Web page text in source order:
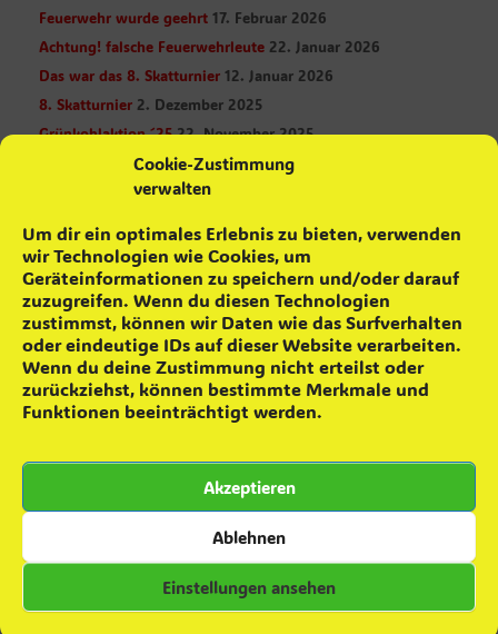
Cookie-Zustimmung
verwalten
Um dir ein optimales Erlebnis zu bieten, verwenden
wir Technologien wie Cookies, um
Geräteinformationen zu speichern und/oder darauf
zuzugreifen. Wenn du diesen Technologien
zustimmst, können wir Daten wie das Surfverhalten
oder eindeutige IDs auf dieser Website verarbeiten.
Wenn du deine Zustimmung nicht erteilst oder
zurückziehst, können bestimmte Merkmale und
Funktionen beeinträchtigt werden.
Akzeptieren
Ablehnen
Einstellungen ansehen
Feuerwehr wurde geehrt 17. Februar 2026
Achtung! falsche Feuerwehrleute 22. Januar 2026
Das war das 8. Skatturnier 12. Januar 2026
8. Skatturnier 2. Dezember 2025
Grünkohlaktion ´25 22. November 2025
Teamevent – Minigolfen 16. Oktober 2025
Zuwachs für die Einsatzabteilung
Kommentare zu Beiträgen
DanielzuGrünkohlverkauf 2023
DanielzuAbschied
Christian AlbrechtzuAbschied
Melanie Ferl zuAbschied
© Copyright 2024 – Feuerwehr Glindenberg.
Datenschutzerklärung
Theme bySiteOrigin